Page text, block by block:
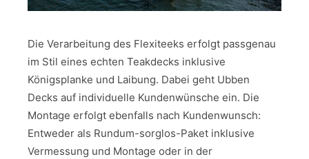
Die Verarbeitung des Flexiteeks erfolgt passgenau
im Stil eines echten Teakdecks inklusive
Königsplanke und Laibung. Dabei geht Ubben
Decks auf individuelle Kundenwünsche ein. Die
Montage erfolgt ebenfalls nach Kundenwunsch:
Entweder als Rundum-sorglos-Paket inklusive
Vermessung und Montage oder in der